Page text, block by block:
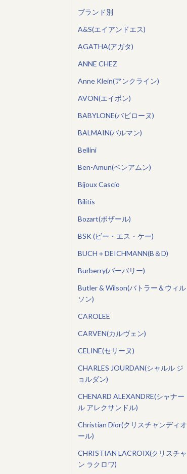
ブランド別
A&S(エイアンドエス)
AGATHA(アガタ)
ANNE CHEZ
Anne Klein(アンクライン)
AVON(エイボン)
BABYLONE(バビローヌ)
BALMAIN(バルマン)
Bellini
Ben-Amun(ベンアムン)
Bijoux Cascio
Bilitis
Bozart(ボザール)
BSK (ビー・エス・ケー)
BUCH＋DEICHMANN(B＆D)
Burberry(バーバリー)
Butler & Wilson(バトラー＆ウィル
ソン)
CAROLEE
CARVEN(カルヴェン)
CELINE(セリーヌ)
CHARLES JOURDAN(シャルル ジ
ョルダン)
CHENARD ALEXANDRE(シャナー
ル アレクサンドル)
Christian Dior(クリスチャンディオ
ール)
CHRISTIAN LACROIX(クリスチャ
ン ラクロワ)